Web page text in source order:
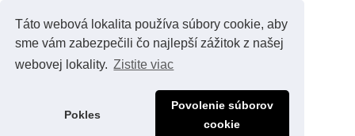
Táto webová lokalita používa súbory cookie, aby
sme vám zabezpečili čo najlepší zážitok z našej
webovej lokality. Zistite viac
Pokles
Povolenie súborov
cookie